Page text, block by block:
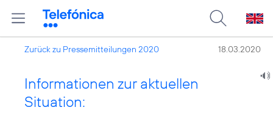
Zurück zu Pressemitteilungen 2020 18.03.2020
Informationen zur aktuellen
Situation: